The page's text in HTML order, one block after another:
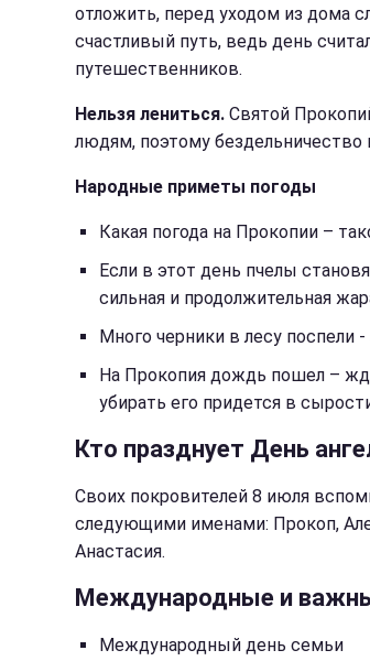
отложить, перед уходом из дома
счастливый путь, ведь день
путешественников.
Нельзя лениться. Святой
людям, поэтому бездельничество
Народные приметы погоды
Какая погода на Прокопии –
Если в этот день пчелы
сильная и продолжительная
Много черники в лесу поспели
На Прокопия дождь пошел –
убирать его придется в
Кто празднует День
Своих покровителей 8 июля
следующими именами: Прокоп,
Анастасия.
Международные и
Международный день семьи